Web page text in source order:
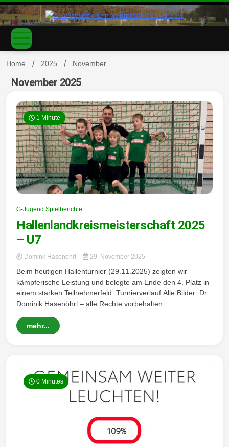
S
k
i
ASV
Weinzierl
ein-
Wintersd
orf 1950
e. V.
Home 2025 November
November 2025
1 Minute
G-Jugend Spielberichte
Hallenlandkreismeisterschaft 2025
– U7
Domink Hasenöhrl 29. November 2025
Beim heutigen Hallenturnier (29.11.2025) zeigten wir
kämpferische Leistung und belegte am Ende den 4. Platz in
einem starken Teilnehmerfeld. Turnierverlauf Alle Bilder: Dr.
Dominik Hasenöhrl – alle Rechte vorbehalten...
mehr...
0 Minutes